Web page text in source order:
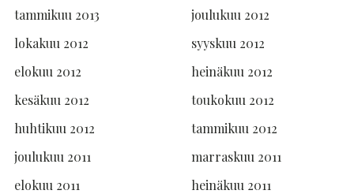
tammikuu 2013
joulukuu 2012
lokakuu 2012
syyskuu 2012
elokuu 2012
heinäkuu 2012
kesäkuu 2012
toukokuu 2012
huhtikuu 2012
tammikuu 2012
joulukuu 2011
marraskuu 2011
elokuu 2011
heinäkuu 2011